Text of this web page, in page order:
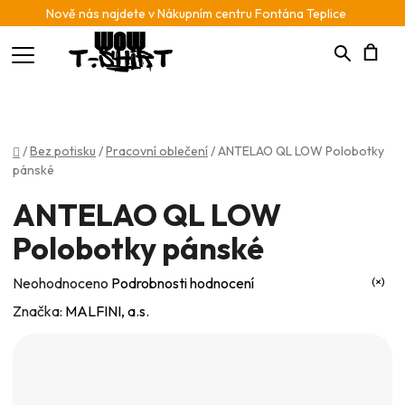
Nově nás najdete v Nákupním centru Fontána Teplice
Hledat
Domů
/Bez potisku /Pracovní oblečení/ANTELAO QL LOW Polobotky
pánské
ANTELAO QL LOW
Polobotky pánské
Průměrné
hodnocení
Neohodnoceno Podrobnosti hodnocení
Značka: MALFINI, a.s.